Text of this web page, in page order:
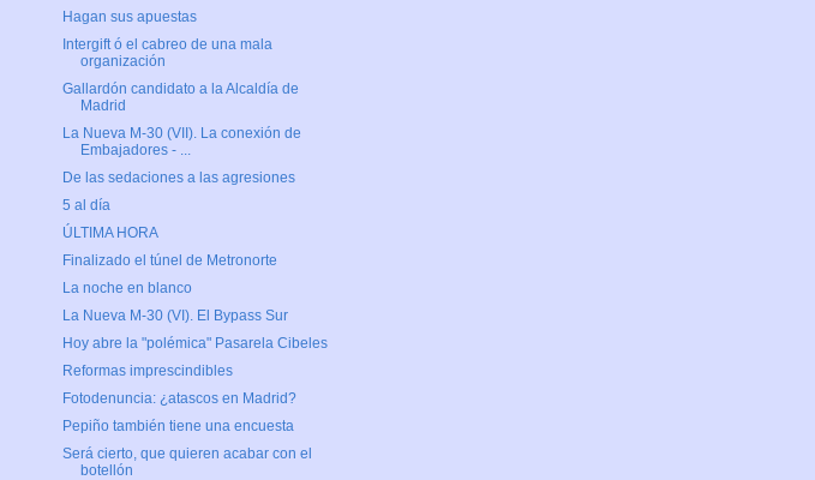
Hagan sus apuestas
Intergift ó el cabreo de una mala
organización
Gallardón candidato a la Alcaldía de
Madrid
La Nueva M-30 (VII). La conexión de
Embajadores - ...
De las sedaciones a las agresiones
5 al día
ÚLTIMA HORA
Finalizado el túnel de Metronorte
La noche en blanco
La Nueva M-30 (VI). El Bypass Sur
Hoy abre la "polémica" Pasarela Cibeles
Reformas imprescindibles
Fotodenuncia: ¿atascos en Madrid?
Pepiño también tiene una encuesta
Será cierto, que quieren acabar con el
botellón